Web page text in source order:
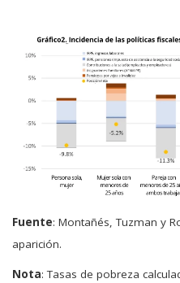
Fuente: Montañés, Tuzman y
aparición.
Nota: Tasas de pobreza